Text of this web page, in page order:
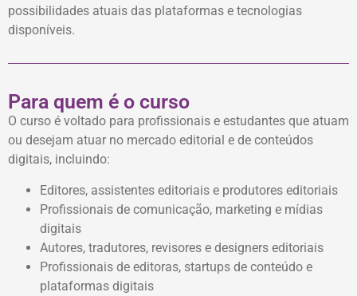
possibilidades atuais das plataformas e tecnologias
disponíveis.
Para quem é o curso
O curso é voltado para profissionais e estudantes que atuam
ou desejam atuar no mercado editorial e de conteúdos
digitais, incluindo:
Editores, assistentes editoriais e produtores editoriais
Profissionais de comunicação, marketing e mídias
digitais
Autores, tradutores, revisores e designers editoriais
Profissionais de editoras, startups de conteúdo e
plataformas digitais